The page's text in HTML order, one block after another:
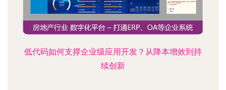
低代码如何支撑企业级应用开发？从降本增效到持
续创新